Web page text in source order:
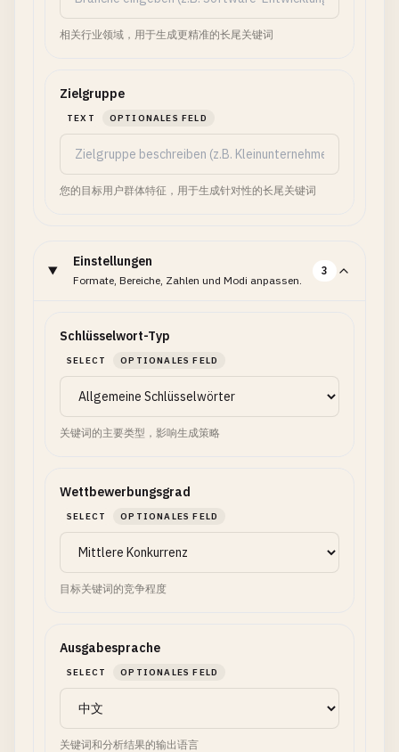
相关行业领域，用于生成更精准的长尾关键词
Zielgruppe
TEXT OPTIONALES FELD
您的目标用户群体特征，用于生成针对性的长尾关键词
Einstellungen
Formate, Bereiche, Zahlen und Modi anpassen.
3
Schlüsselwort-Typ
SELECT OPTIONALES FELD
关键词的主要类型，影响生成策略
Wettbewerbungsgrad
SELECT OPTIONALES FELD
目标关键词的竞争程度
Ausgabesprache
SELECT OPTIONALES FELD
关键词和分析结果的输出语言